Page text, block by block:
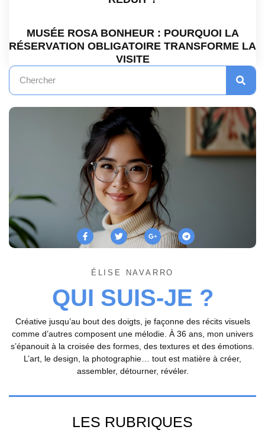
MUSÉE ROSA BONHEUR : POURQUOI LA
RÉSERVATION OBLIGATOIRE TRANSFORME LA
VISITE
ÉLISE NAVARRO
QUI SUIS-JE ?
Créative jusqu’au bout des doigts, je façonne des récits visuels
comme d’autres composent une mélodie. À 36 ans, mon univers
s’épanouit à la croisée des formes, des textures et des émotions.
L’art, le design, la photographie… tout est matière à créer,
assembler, détourner, révéler.
LES RUBRIQUES